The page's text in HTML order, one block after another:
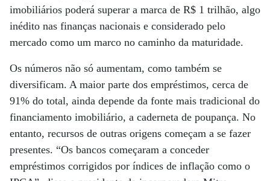
imobiliários poderá superar a marca de R$ 1 trilhão, algo
inédito nas finanças nacionais e considerado pelo
mercado como um marco no caminho da maturidade.
Os números não só aumentam, como também se
diversificam. A maior parte dos empréstimos, cerca de
91% do total, ainda depende da fonte mais tradicional do
financiamento imobiliário, a caderneta de poupança. No
entanto, recursos de outras origens começam a se fazer
presentes. “Os bancos começaram a conceder
empréstimos corrigidos por índices de inflação como o